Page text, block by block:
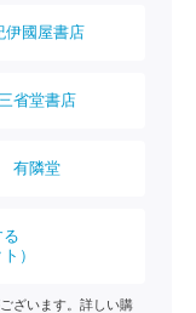
伊國屋書店
三省堂書店
有隣堂
）
ざいます。詳しい購